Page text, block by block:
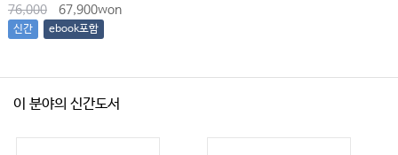
76,000
67,900won
신간 ebook포함
이 분야의 신간도서